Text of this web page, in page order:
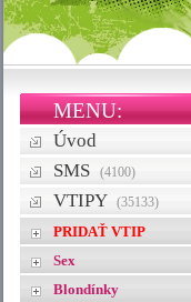
MENU:
Úvod
SMS
(4100)
VTIPY (35133)
PRIDAŤ VTIP
Sex
Blondínky